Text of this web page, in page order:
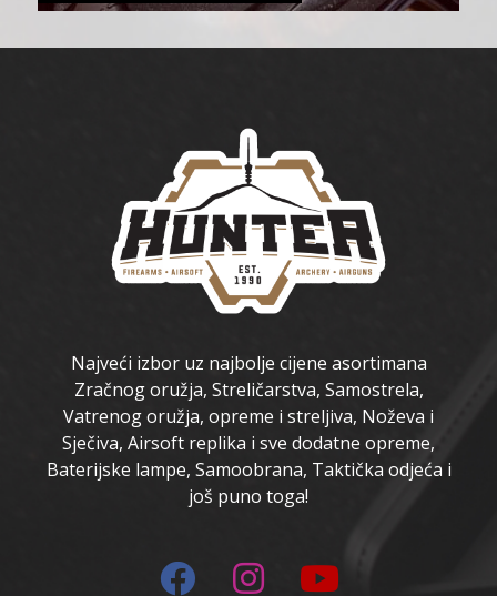
Najveći izbor uz najbolje cijene asortimana
Zračnog oružja, Streličarstva, Samostrela,
Vatrenog oružja, opreme i streljiva, Noževa i
Sječiva, Airsoft replika i sve dodatne opreme,
Baterijske lampe, Samoobrana, Taktička odjeća i
još puno toga!